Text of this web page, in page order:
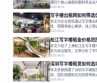
理四个核心维度权衡财务支
套服务及社群资源赋能业务增
言，寻找一处合适的办公空间
更直接影响着企业的品牌形象
2026-08-04
写字楼出租网如何筛选
本文为企业提供通过写字楼出
性、预算等核心需求。线上筛
区产业生态与交通区位价值。
进行线下实地验证，核对空间
数字化时代，写字楼出租网已
2026-08-04
松江写字楼租金价格范
本文介绍了上海松江区写字楼
态与综合服务。文章分析了市
空间。之后，以德必集团为例
求与长期价值，选择匹配的发
解该区域的写字楼市场概况是
2026-08-03
深圳写字楼租赁如何选
本文系统梳理了深圳写字楼租
段、团队规模和文化特质等核
新活力强，前海具政策优势。
2026-08-03